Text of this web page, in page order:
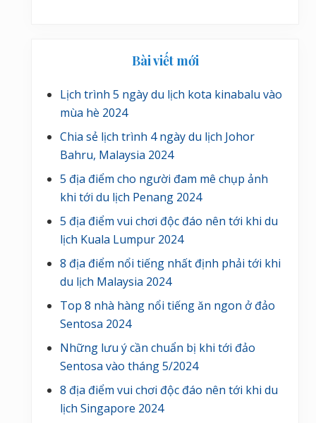
Bài viết mới
Lịch trình 5 ngày du lịch kota kinabalu vào
mùa hè 2024
Chia sẻ lịch trình 4 ngày du lịch Johor
Bahru, Malaysia 2024
5 địa điểm cho người đam mê chụp ảnh
khi tới du lịch Penang 2024
5 địa điểm vui chơi độc đáo nên tới khi du
lịch Kuala Lumpur 2024
8 địa điểm nổi tiếng nhất định phải tới khi
du lịch Malaysia 2024
Top 8 nhà hàng nổi tiếng ăn ngon ở đảo
Sentosa 2024
Những lưu ý cần chuẩn bị khi tới đảo
Sentosa vào tháng 5/2024
8 địa điểm vui chơi độc đáo nên tới khi du
lịch Singapore 2024